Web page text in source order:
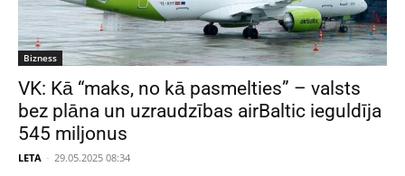
Bizness
VK: Kā “maks, no kā pasmelties” – valsts
bez plāna un uzraudzības airBaltic ieguldīja
545 miljonus
LETA - 29.05.2025 08:34